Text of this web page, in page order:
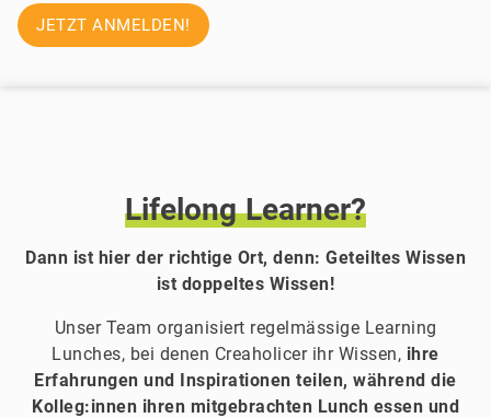
JETZT ANMELDEN!
Lifelong Learner?
Dann ist hier der richtige Ort, denn: Geteiltes Wissen
ist doppeltes Wissen!
Unser Team organisiert regelmässige Learning
Lunches, bei denen Creaholicer ihr Wissen, ihre
Erfahrungen und Inspirationen teilen, während die
Kolleg:innen ihren mitgebrachten Lunch essen und